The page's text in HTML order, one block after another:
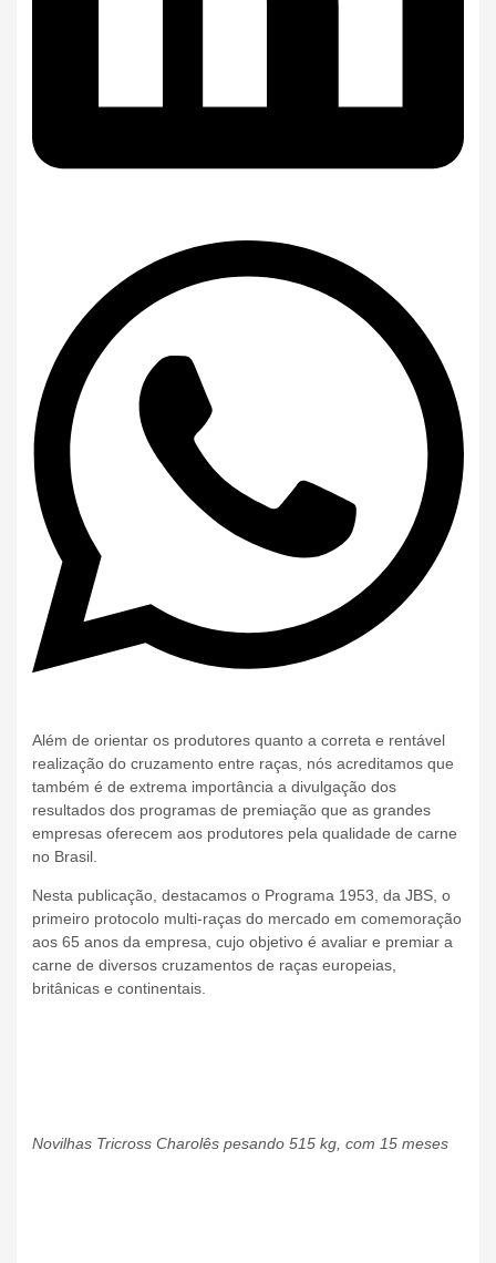
Além de orientar os produtores quanto a correta e rentável
realização do cruzamento entre raças, nós acreditamos que
também é de extrema importância a divulgação dos
resultados dos programas de premiação que as grandes
empresas oferecem aos produtores pela qualidade de carne
no Brasil.
Nesta publicação, destacamos o Programa 1953, da JBS, o
primeiro protocolo multi-raças do mercado em comemoração
aos 65 anos da empresa, cujo objetivo é avaliar e premiar a
carne de diversos cruzamentos de raças europeias,
britânicas e continentais.
Novilhas Tricross Charolês pesando 515 kg, com 15 meses